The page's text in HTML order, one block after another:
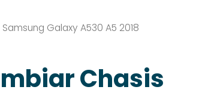
Galaxy A530 A5 2018
Chasis